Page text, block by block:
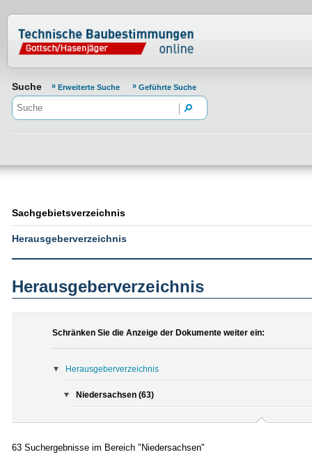
Normenportal Barrierefreiheit
Suche Erweiterte Suche Geführte Suche
Sachgebietsverzeichnis
Herausgeberverzeichnis
Herausgeberverzeichnis
Schränken Sie die Anzeige der Dokumente weiter ein:
Herausgeberverzeichnis
Niedersachsen (63)
63 Suchergebnisse im Bereich "Niedersachsen"